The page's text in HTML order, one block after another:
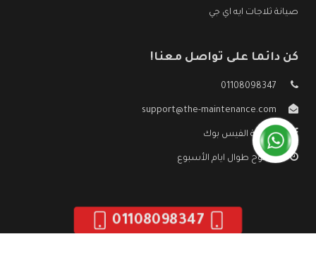
صيانة ثلاجات ايه اي جي
كن دائما على تواصل معنا!
01108098347
support@the-maintenance.com
صفحة الفيس بوك
مفتوح طوال ايام الأسبوع
01108098347